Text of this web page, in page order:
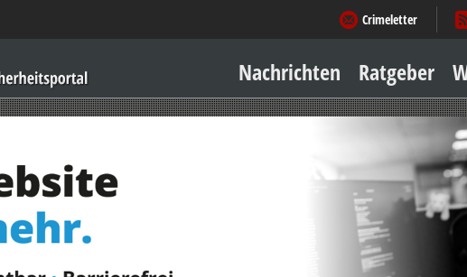
Crimeletter
Nachrichten Ratgeber
Sicher zu Hause
Geld & Einkauf
Amore & mehr
Mobiles Leben
Arbeitsleben